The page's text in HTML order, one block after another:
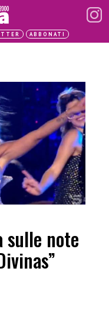
ABBONATI
sulle note